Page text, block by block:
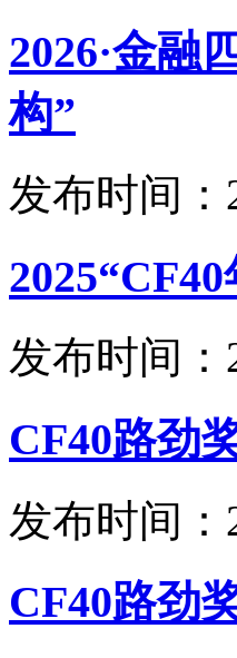
2026·金融
构”
发布时间：
发布时间：
CF40路劲
发布时间：
CF40路劲